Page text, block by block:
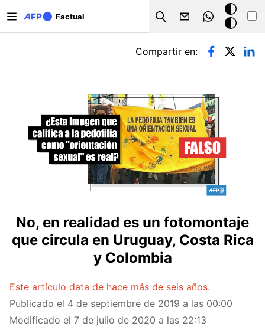
Factual
Search
Modo
oscuro
Solapas principales
Compartir en:
No, en realidad es un fotomontaje
que circula en Uruguay, Costa Rica
y Colombia
Este artículo data de hace más de seis años.
Publicado el 4 de septiembre de 2019 a las 00:00
Modificado el 7 de julio de 2020 a las 22:13